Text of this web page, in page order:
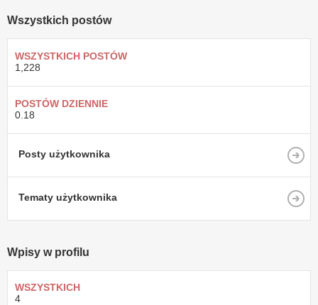
Wszystkich postów
WSZYSTKICH POSTÓW
1,228
POSTÓW DZIENNIE
0.18
Posty użytkownika
Tematy użytkownika
Wpisy w profilu
WSZYSTKICH
4